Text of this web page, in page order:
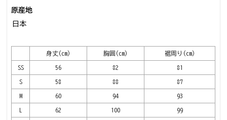
原産地
日本
身丈(cm) 胸囲(cm) 裾周り(cm)
SS 56 82 81
S 58 88 87
M 60 94 93
L 62 100 99